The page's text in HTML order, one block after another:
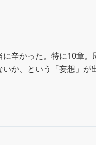
辛かった。特に10章。
か、という「妄想」が